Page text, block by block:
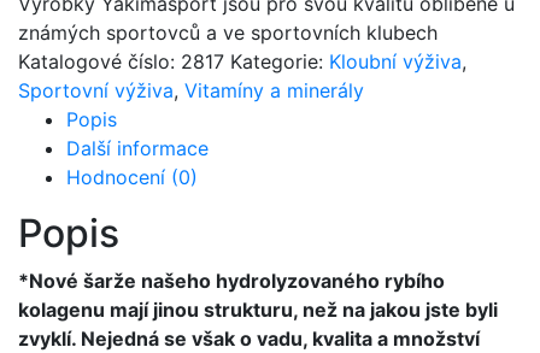
známých sportovců a ve sportovních klubech
Katalogové číslo: 2817 Kategorie: Kloubní výživa,
Sportovní výživa, Vitamíny a minerály
Popis
Další informace
Hodnocení (0)
Popis
*Nové šarže našeho hydrolyzovaného rybího
kolagenu mají jinou strukturu, než na jakou jste byli
zvyklí. Nejedná se však o vadu, kvalita a množství